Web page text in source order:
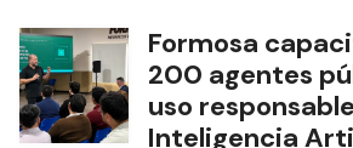
Formosa
200 agentes
uso
Inteligencia